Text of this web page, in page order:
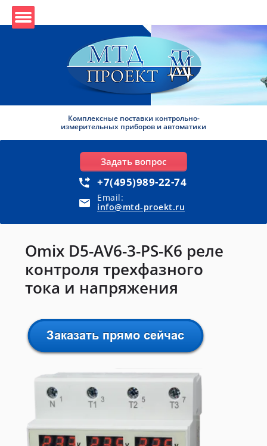
Комплексные поставки контрольно-
измерительных приборов и автоматики
Задать вопрос
+7(495)989-22-74
Email:
info@mtd-proekt.ru
Omix D5-AV6-3-PS-K6 реле
контроля трехфазного
тока и напряжения